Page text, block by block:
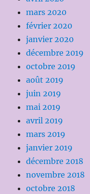
mars 2020
février 2020
janvier 2020
décembre 2019
octobre 2019
août 2019
juin 2019
mai 2019
avril 2019
mars 2019
janvier 2019
décembre 2018
novembre 2018
octobre 2018